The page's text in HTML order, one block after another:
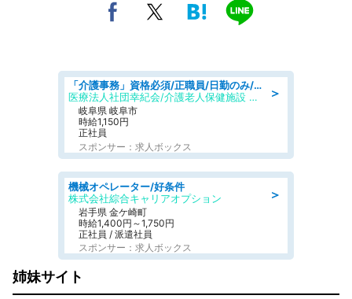
＞
「介護事務」資格必須/正職員/日勤のみ/介護老人保健施設
医療法人社団幸紀会/介護老人保健施設 グリーンビラ安江
岐阜県 岐阜市
時給1,150円
正社員
スポンサー：求人ボックス
＞
機械オペレーター/好条件
株式会社綜合キャリアオプション
岩手県 金ケ崎町
時給1,400円～1,750円
正社員 / 派遣社員
スポンサー：求人ボックス
姉妹サイト